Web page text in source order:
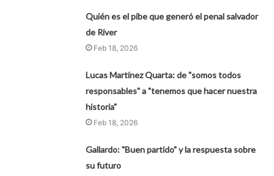
Quién es el pibe que generó el penal salvador
de River
Feb 18, 2026
Lucas Martínez Quarta: de "somos todos
responsables" a "tenemos que hacer nuestra
historia"
Feb 18, 2026
Gallardo: "Buen partido" y la respuesta sobre
su futuro